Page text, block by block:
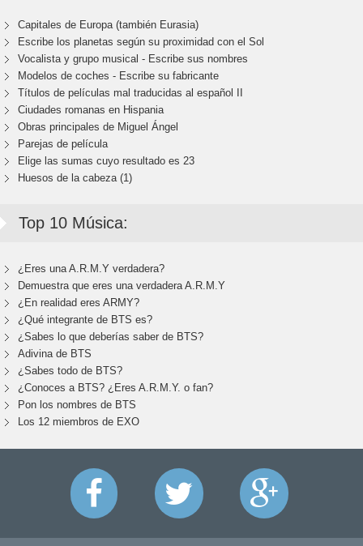
Capitales de Europa (también Eurasia)
Escribe los planetas según su proximidad con el Sol
Vocalista y grupo musical - Escribe sus nombres
Modelos de coches - Escribe su fabricante
Títulos de películas mal traducidas al español II
Ciudades romanas en Hispania
Obras principales de Miguel Ángel
Parejas de película
Elige las sumas cuyo resultado es 23
Huesos de la cabeza (1)
Top 10 Música:
¿Eres una A.R.M.Y verdadera?
Demuestra que eres una verdadera A.R.M.Y
¿En realidad eres ARMY?
¿Qué integrante de BTS es?
¿Sabes lo que deberías saber de BTS?
Adivina de BTS
¿Sabes todo de BTS?
¿Conoces a BTS? ¿Eres A.R.M.Y. o fan?
Pon los nombres de BTS
Los 12 miembros de EXO